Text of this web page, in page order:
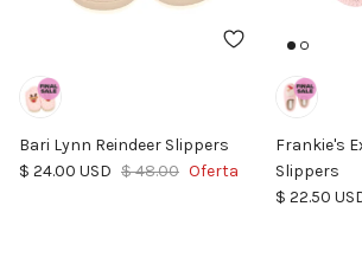
Bari Lynn Reindeer Slippers
Precio de venta
$ 24.00 USD Precio normal
$ 48.00 Oferta
Frankie's
Slippers
Precio de
$ 22.50